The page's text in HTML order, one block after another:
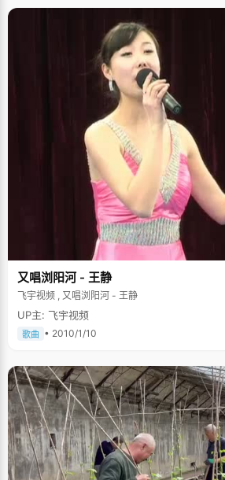
莹的家庭教育采取开明的方式，会给孩子一定的
地方则一丝不苟。"他们对我进行&lsquo;宏观调
向，但会留有一些小小的私人空间。每次犯错误
道理，但从来都没有打过我"，梁莹说"爸爸妈妈
负责批评我，另一个就等着安慰我鼓励我，双方
个"饭桌"政策，就是家里有什么事情饭桌上解决
题，饭吃完了，问题解决了，大家又开开心心的
时候，学习压力突然加大，为排遣压力，梁莹每
就坐在客厅看电视，一看看到10点多也不去看书
但时间过长难免着急起来，批评了梁莹几句，烦
来，几个来回之后，双方最终达成了一个君子协
方，各自的责任和义务，协议中规定梁莹每天可
得干涉，但9点以后，梁莹必须乖乖去看书等等
莹一起看电视，梁莹的妈妈也是个非常感性的人
候，梁莹和妈妈坐在电视机前抱着卷纸巾，哭得
的叹气。至今，梁莹还非常怀念那时候的生活。 梁莹说，高中的时候，自己
身上还带着些傲气的小棱角，但在北大里，面对
人，那些小棱角都没有了，"感觉思想变得成熟起
大的进步，看待事物的眼光不同了，心态更好了
或许是可以模仿的，但是无形的北大只有一个，
进来，在这里面你会找到自己的路，找到自己的人
又唱浏阳河 - 王静
飞宇视频 , 又唱浏阳河 - 王静
UP主: 飞宇视频
歌曲 • 2010/1/10